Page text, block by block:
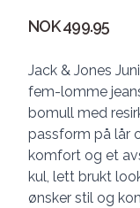
Produktdetaljer
NOK 499.95
Description
Jack & Jones
fem-lomme
bomull med
passform på lår
komfort og et
kul, lett brukt
ønsker stil og